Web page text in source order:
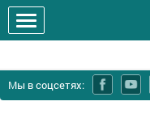
Мы в соцсетях: